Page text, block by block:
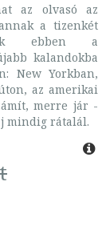
az olvasó az
a tizenkét
ebben a
kalandokba
New Yorkban,
az amerikai
merre jár -
mindig rátalál.